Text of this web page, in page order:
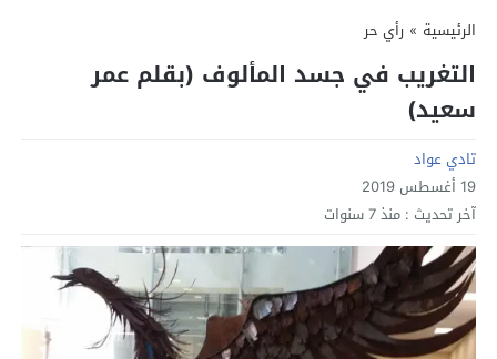
الرئيسية » رأي حر
التغريب في جسد المألوف (بقلم عمر
سعيد)
تادي عواد
19 أغسطس 2019
آخر تحديث : منذ 7 سنوات